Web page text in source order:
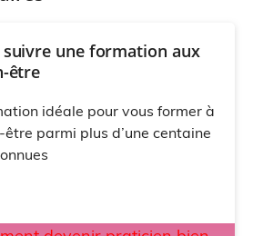
suivre une formation aux
être
idéale pour vous former à
parmi plus d’une centaine